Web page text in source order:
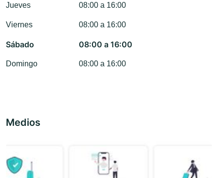
Jueves 08:00 a 16:00
Viernes 08:00 a 16:00
Sábado 08:00 a 16:00
Domingo 08:00 a 16:00
Medios